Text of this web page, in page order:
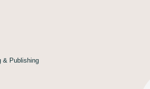
& Publishing